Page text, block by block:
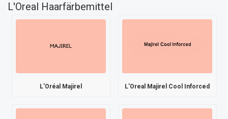
L'Oreal Haarfärbemittel
L'Oréal Majirel L'Oreal Majirel Cool Inforced